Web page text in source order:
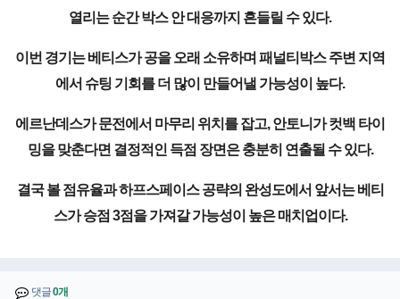
열리는 순간 박스 안 대응까지 흔들릴 수 있다.
이번 경기는 베티스가 공을 오래 소유하며 패널티박스 주변 지역
에서 슈팅 기회를 더 많이 만들어낼 가능성이 높다.
에르난데스가 문전에서 마무리 위치를 잡고, 안토니가 컷백 타이
밍을 맞춘다면 결정적인 득점 장면은 충분히 연출될 수 있다.
결국 볼 점유율과 하프스페이스 공략의 완성도에서 앞서는 베티
스가 승점 3점을 가져갈 가능성이 높은 매치업이다.
댓글0개